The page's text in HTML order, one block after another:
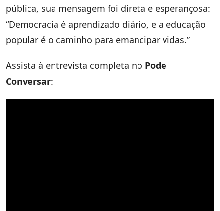
pública, sua mensagem foi direta e esperançosa:
“Democracia é aprendizado diário, e a educação
popular é o caminho para emancipar vidas.”
Assista à entrevista completa no Pode
Conversar: